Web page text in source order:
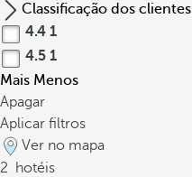
Classificação dos clientes
4.4 1
4.5 1
Mais Menos
Apagar
Aplicar filtros
Ver no mapa
2
hotéis